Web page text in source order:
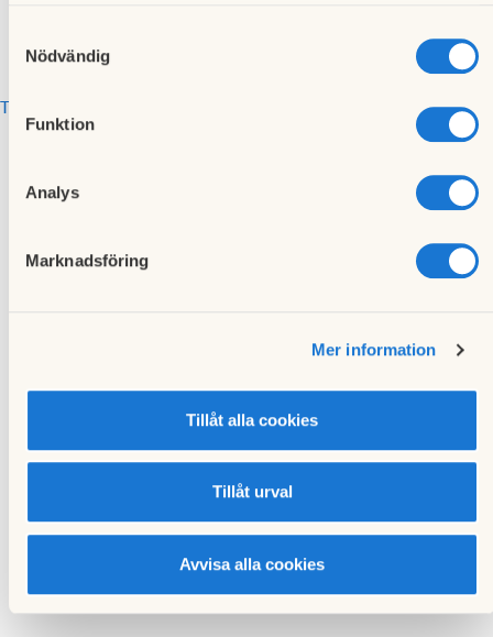
att endast tillåta ett urval.
Nödvändig
Funktion
Analys
Marknadsföring
Mer information
Tillåt alla cookies
Tillåt urval
Avvisa alla cookies
Till kalendariet
juni
Nästa händelse
Styrelsemöte september
september